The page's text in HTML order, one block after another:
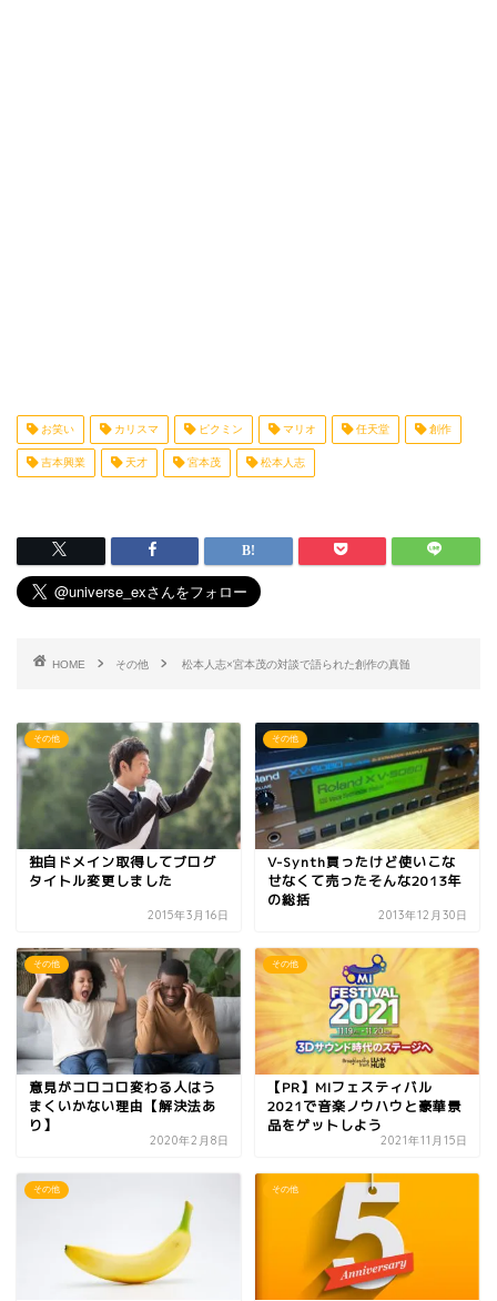
お笑い カリスマ ピクミン マリオ 任天堂 創作
吉本興業 天才 宮本茂 松本人志
HOME その他 松本人志×宮本茂の対談で語られた創作の真髄
その他
独自ドメイン取得してブログ
タイトル変更しました
2015年3月16日
その他
V-Synth買ったけど使いこな
せなくて売ったそんな2013年
の総括
2013年12月30日
その他
意見がコロコロ変わる人はう
まくいかない理由【解決法あ
り】
2020年2月8日
その他
【PR】MIフェスティバル
2021で音楽ノウハウと豪華景
品をゲットしよう
2021年11月15日
その他 その他